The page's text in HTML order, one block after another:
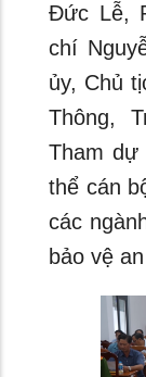
Đức Lễ,
chí
ủy, Chủ
Thông,
Tham dự
thể cán
các
bảo vệ